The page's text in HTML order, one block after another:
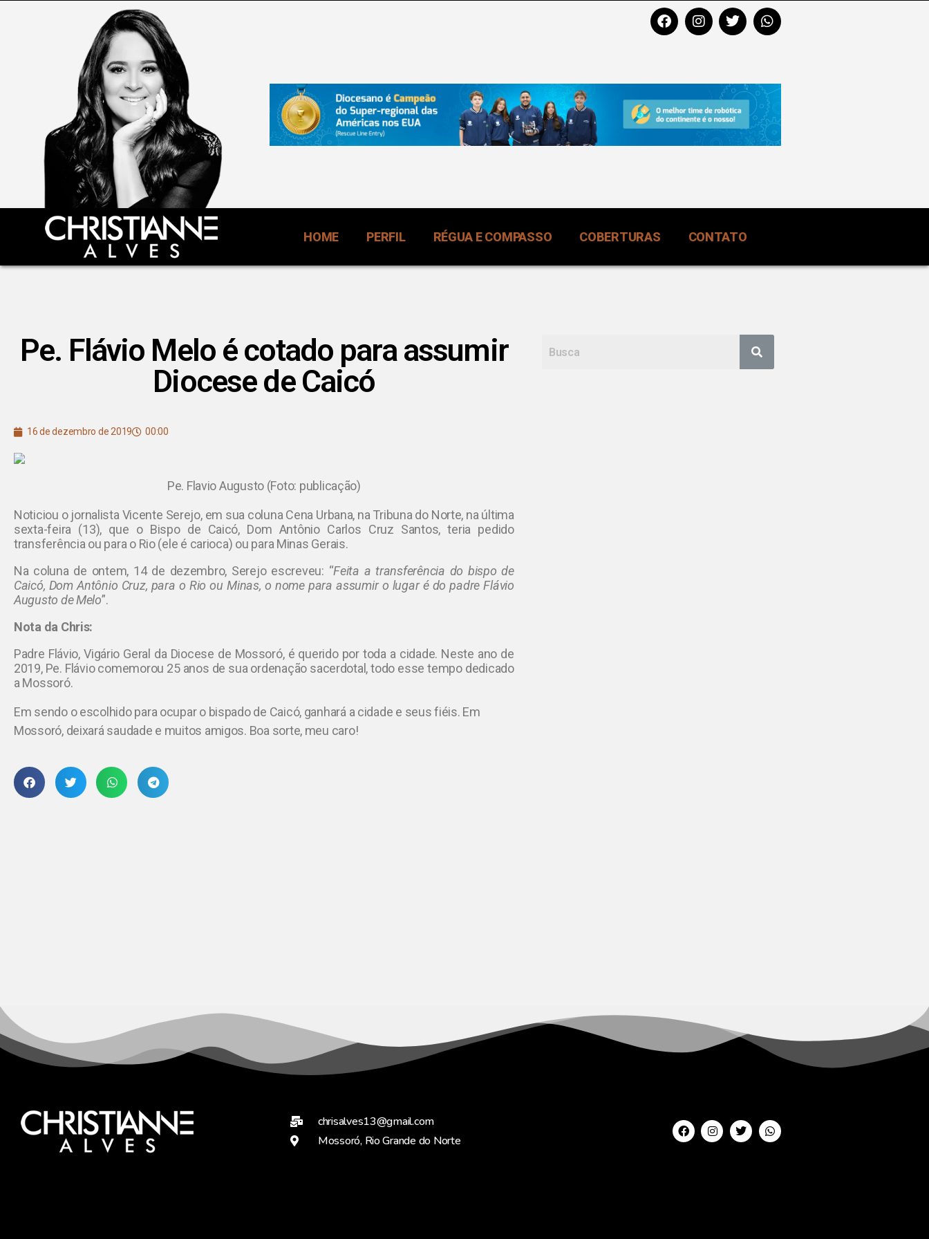
HOME PERFIL RÉGUA E COMPASSO COBERTURAS CONTATO
Pe. Flávio Melo é cotado para assumir
Diocese de Caicó
16 de dezembro de 2019 00:00
Pe. Flavio Augusto (Foto: publicação)
Noticiou o jornalista Vicente Serejo, em sua coluna Cena Urbana, na Tribuna do Norte, na última
sexta-feira (13), que o Bispo de Caicó, Dom Antônio Carlos Cruz Santos, teria pedido
transferência ou para o Rio (ele é carioca) ou para Minas Gerais.
Na coluna de ontem, 14 de dezembro, Serejo escreveu: “Feita a transferência do bispo de
Caicó, Dom Antônio Cruz, para o Rio ou Minas, o nome para assumir o lugar é do padre Flávio
Augusto de Melo”.
Nota da Chris:
Padre Flávio, Vigário Geral da Diocese de Mossoró, é querido por toda a cidade. Neste ano de
2019, Pe. Flávio comemorou 25 anos de sua ordenação sacerdotal, todo esse tempo dedicado
a Mossoró.
Em sendo o escolhido para ocupar o bispado de Caicó, ganhará a cidade e seus fiéis. Em
Mossoró, deixará saudade e muitos amigos. Boa sorte, meu caro!
chrisalves13@gmail.com
Mossoró, Rio Grande do Norte